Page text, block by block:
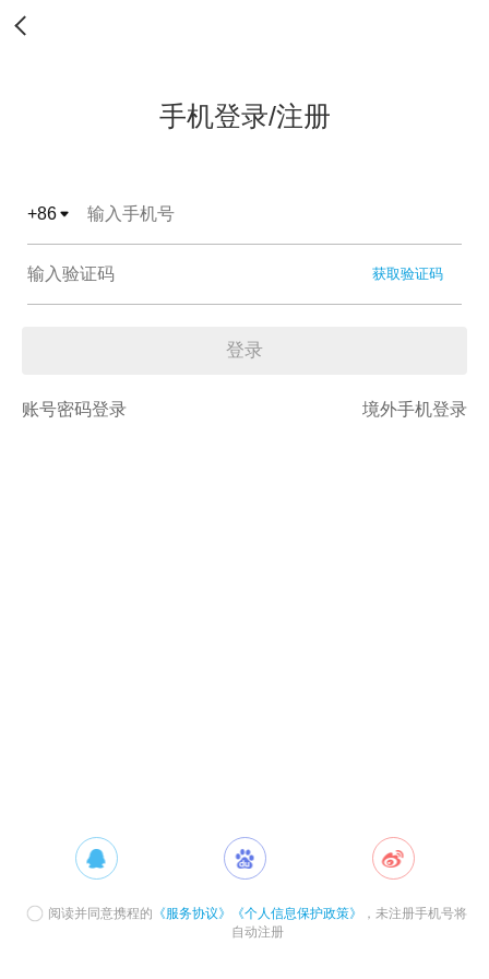
手机登录/注册
+86
获取验证码
登录
账号密码登录 境外手机登录
阅读并同意携程的 《服务协议》 《个人信息保护政策》
，未注册手机号将
自动注册